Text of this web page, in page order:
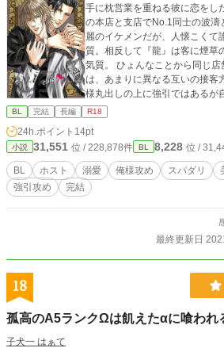
手に枕営業を重ねる彼に恋をした……！ 同系列ホ
の本店と支店でNo.1同士の波
麗のイケメンだが、人懐こくて
質。相反して『龍』は客に煙草
気質。 ひょんなことから同じ
は、あまりに異なる互いの接客
様丸出しの上に強引ではあるが
と、明るい笑みの裏で苦悩を抱
様。 ※エピソード一覧 1. Daydream Candy 2. Nightmare Dro
p 3. Halloween Night 4. Allure
7. Double Blizzard 8. Flame ※表紙イラスト：芳乃カオル様
※ホスト×ホスト / 俺様攻め×強
龍（氷川 白夜）×波濤（雪吹 冰
BL 完結 長編 R18
24h.ポイント 14pt
小説 31,551 位 / 228,878件 BL 8,228 位 /
BL ホスト 溺愛 俺様攻め スパダリ
強引攻め
完結
最終更新日
18
孤高のA5ランクΩは飢えたαに喰われ
子犬一 はぁて